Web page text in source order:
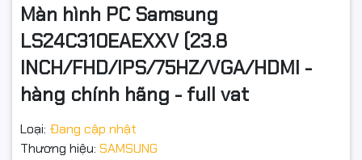
Màn hình PC Samsung
LS24C310EAEXXV (23.8
INCH/FHD/IPS/75HZ/VGA/HDMI -
hàng chính hãng - full vat
Loại: Đang cập nhật
Thương hiệu: SAMSUNG
Phân giải điểm ảnh: FHD - 1920 x 1080
Độ sáng hiển thị: 250 Nits cd/㎡
Tần số quét màn: 75Hz (Hertz)
Chỉ số màu sắc: 16.7 triệu màu - 72% NTSC - 8 bits